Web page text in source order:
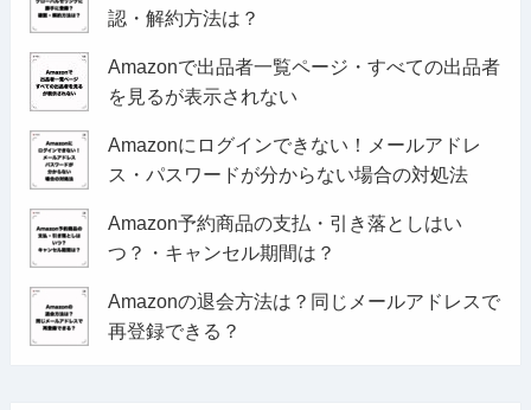
認・解約方法は？
Amazonで出品者一覧ページ・すべての出品者
を見るが表示されない
Amazonにログインできない！メールアドレ
ス・パスワードが分からない場合の対処法
Amazon予約商品の支払・引き落としはい
つ？・キャンセル期間は？
Amazonの退会方法は？同じメールアドレスで
再登録できる？